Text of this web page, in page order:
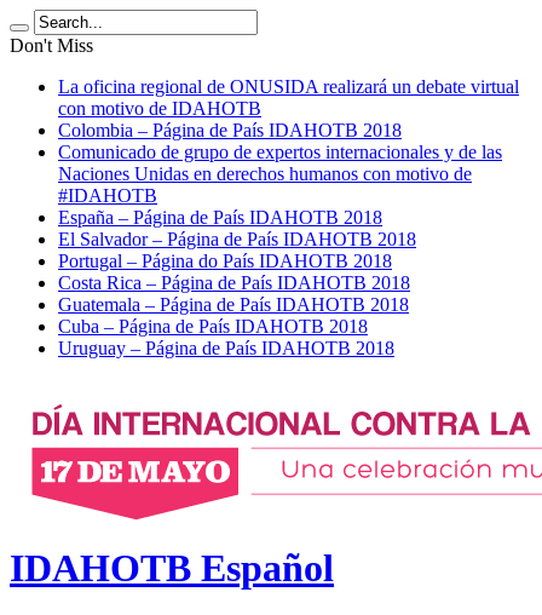
Don't Miss
La oficina regional de ONUSIDA realizará un debate virtual
con motivo de IDAHOTB
Colombia – Página de País IDAHOTB 2018
Comunicado de grupo de expertos internacionales y de las
Naciones Unidas en derechos humanos con motivo de
#IDAHOTB
España – Página de País IDAHOTB 2018
El Salvador – Página de País IDAHOTB 2018
Portugal – Página do País IDAHOTB 2018
Costa Rica – Página de País IDAHOTB 2018
Guatemala – Página de País IDAHOTB 2018
Cuba – Página de País IDAHOTB 2018
Uruguay – Página de País IDAHOTB 2018
IDAHOTB Español